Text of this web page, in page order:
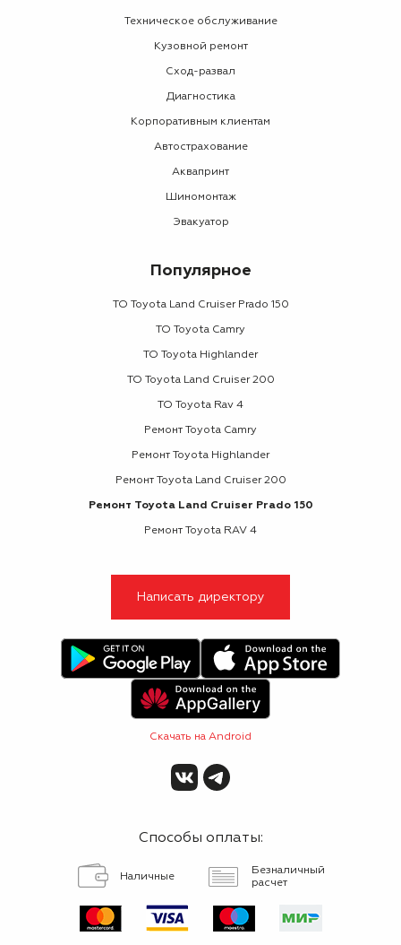
Техническое обслуживание
Кузовной ремонт
Сход-развал
Диагностика
Корпоративным клиентам
Автострахование
Аквапринт
Шиномонтаж
Эвакуатор
Популярное
ТО Toyota Land Cruiser Prado 150
ТО Toyota Camry
ТО Toyota Highlander
ТО Toyota Land Cruiser 200
ТО Toyota Rav 4
Ремонт Toyota Camry
Ремонт Toyota Highlander
Ремонт Toyota Land Cruiser 200
Ремонт Toyota Land Cruiser Prado 150
Ремонт Toyota RAV 4
Написать директору
Скачать на Android
Способы оплаты:
Наличные
Безналичный
расчет